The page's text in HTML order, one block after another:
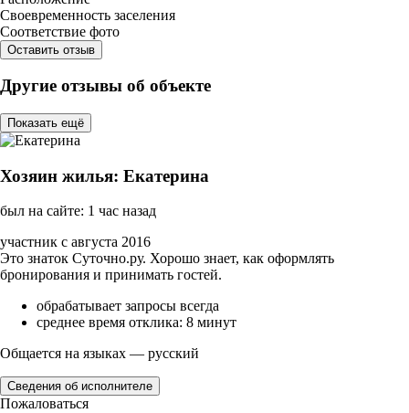
Своевременность заселения
Соответствие фото
Оставить отзыв
Другие отзывы об объекте
Показать ещё
Хозяин жилья: Екатерина
был на сайте: 1 час назад
участник с августа 2016
Это знаток Суточно.ру. Хорошо знает, как оформлять
бронирования и принимать гостей.
обрабатывает запросы всегда
среднее время отклика: 8 минут
Общается на языках — русский
Сведения об исполнителе
Пожаловаться